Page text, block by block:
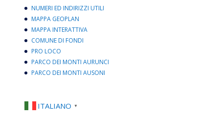
NUMERI ED INDIRIZZI UTILI
MAPPA GEOPLAN
MAPPA INTERATTIVA
COMUNE DI FONDI
PRO LOCO
PARCO DEI MONTI AURUNCI
PARCO DEI MONTI AUSONI
ITALIANO ▼